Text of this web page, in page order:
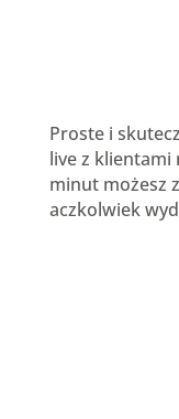
Proste i
live z
minut możesz
aczkolwiek